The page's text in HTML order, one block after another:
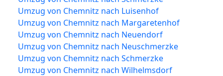
Umzug von Chemnitz nach Luisenhof
Umzug von Chemnitz nach Margaretenhof
Umzug von Chemnitz nach Neuendorf
Umzug von Chemnitz nach Neuschmerzke
Umzug von Chemnitz nach Schmerzke
Umzug von Chemnitz nach Wilhelmsdorf